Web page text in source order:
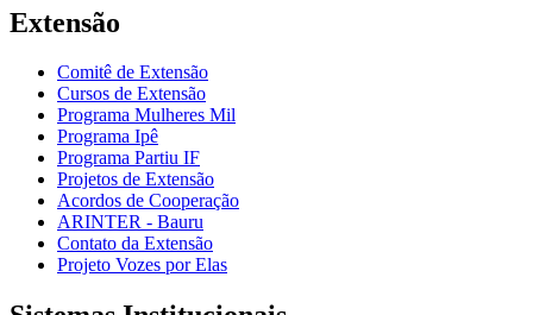
Extensão
Comitê de Extensão
Cursos de Extensão
Programa Mulheres Mil
Programa Ipê
Programa Partiu IF
Projetos de Extensão
Acordos de Cooperação
ARINTER - Bauru
Contato da Extensão
Projeto Vozes por Elas